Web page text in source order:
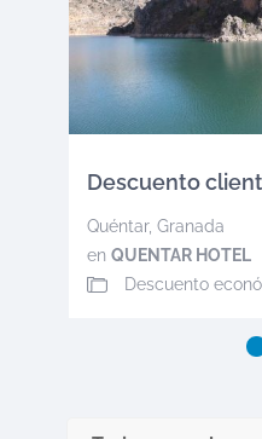
Descuento
Quéntar, Granada
en QUENTAR HOTEL
Descuento